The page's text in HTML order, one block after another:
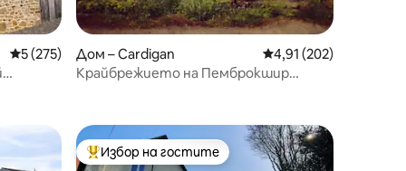
Средна оценка: 5 от 5, 275 отзива
5 (275)
Дом – Cardigan Средна оценка: 4,91
4,91 (202)
Крайбрежието на Пемброкшир
Най-популярен избор на гостите
Избор на гостите